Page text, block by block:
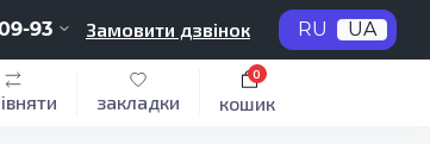
93 Замовити дзвінок RU UA
закладки кошик
0